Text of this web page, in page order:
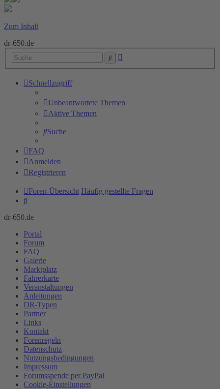
Zum Inhalt
dr-650.de
Suche
Schnellzugriff
Unbeantwortete Themen
Aktive Themen
Suche
FAQ
Anmelden
Registrieren
Foren-Übersicht Häufig gestellte Fragen
Suche
dr-650.de
Portal
Forum
FAQ
Galerie
Marktplatz
Fahrerkarte
Veranstaltungen
Anleitungen
DR-Typen
Partner
Links
Kontakt
Forenregeln
Datenschutz
Nutzungsbedingungen
Impressum
Forumsspende per PayPal
Cookie-Einstellungen